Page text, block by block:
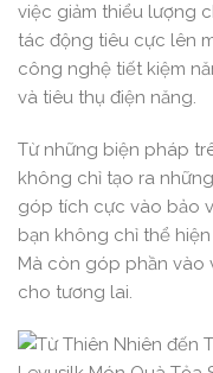
việc giảm thiểu lượng
tác động tiêu cực lên
công nghệ tiết kiệm
và tiêu thụ điện năng.
Từ những biện pháp
không chỉ tạo ra
góp tích cực vào bảo
bạn không chỉ thể
Mà còn góp phần vào
cho tương lai.